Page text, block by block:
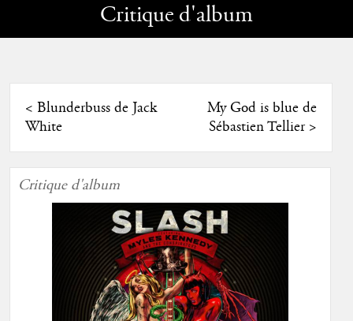
Critique d'album
< Blunderbuss de Jack
White
My God is blue de
Sébastien Tellier>
Critique d'album